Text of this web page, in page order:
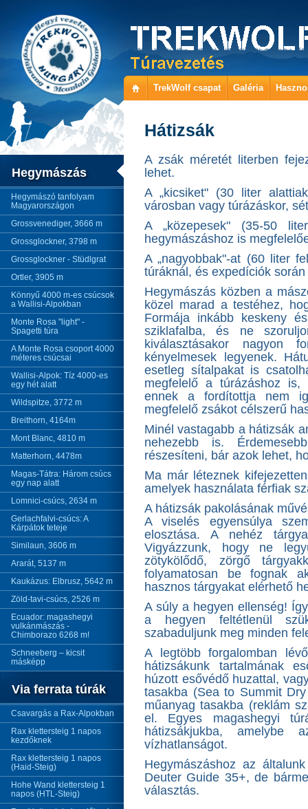
TrekWolf csapat Galéria
Hegymászás
Hegymászó tanfolyam
Magyarországon
Grossvenediger, 3666 m
Grossglockner, 3798 m
Grossglockner - Stüdlgrat
Ortler, 3905 m
Könnyű 4000 m-es csúcsok
a Wallisi-Alpokban
Monte Rosa "light" -
Spagetti túra
A Monte Rosa csoport 4000
méteres csúcsai
Wallisi-Alpok: Tíz 4000-es
egy hét alatt
Wildspitze, 3772 m
Breithorn, 4164m
Mont Blanc, 4810 m
Matterhorn, 4478m
Magas-Tátra: Három csúcs
egy nap alatt
Lomnici-csúcs, 2634 m
Gerlachfalvi-csúcs: A
Kárpátok teteje
Similaun, 3606 m
Ararát, 5137 m
Kaukázus: Elbrusz, 5642 m
Zöld-tavi-csúcs, 2526 m
Ecuador: magashegyi
vulkánmászás -
Chimborazo 6268 m!
Schneeberg – kicsit
másképp
Via ferrata túrák
Csavargás a Rax-Alpokban
Rax klettersteig 1 napos
kezdőknek
Rax klettersteig 1 napos
(Haid-Steig)
Hohe Wand klettersteig 1
napos (HTL-Steig)
Hátizsák
A zsák méretét literben
lehet.
A „kicsiket" (30 liter
városban vagy túrázáskor,
A „közepesek" (35-50
hegymászáshoz is
A „nagyobbak"-at (60 liter
túráknál, és expedíciók
Hegymászás közben a
közel marad a testéhez,
Formája inkább keskeny
sziklafalba, és ne
kiválasztásakor nagyon
kényelmesek legyenek.
esetleg sítalpakat is
megfelelő a túrázáshoz
ennek a fordítottja nem
megfelelő zsákot célszerű
Minél vastagabb a hátizsák
nehezebb is.
részesíteni, bár azok lehet,
Ma már léteznek
amelyek használata férfiak
A hátizsák pakolásának
A viselés egyensúlya
elosztása. A nehéz
Vigyázzunk, hogy ne
zötykölődő, zörgő
folyamatosan be fognak
hasznos tárgyakat elérhető
A súly a hegyen ellenség!
a hegyen feltétlenül
szabaduljunk meg minden
A legtöbb forgalomban
hátizsákunk tartalmának
húzott esővédő huzattal,
tasakba (Sea to Summit
műanyag tasakba (reklám
el. Egyes magashegyi
hátizsákjukba, amelybe
vízhatlanságot.
Hegymászáshoz az
Deuter Guide 35+, de
választás.